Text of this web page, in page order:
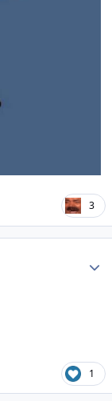
3
1